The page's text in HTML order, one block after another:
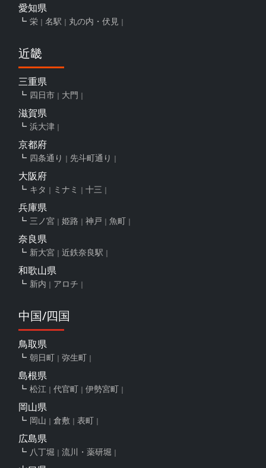
愛知県
栄 名駅 丸の内・伏見
近畿
三重県
四日市 大門
滋賀県
浜大津
京都府
四条通り 先斗町通り
大阪府
キタ ミナミ 十三
兵庫県
三ノ宮 姫路 神戸 魚町
奈良県
新大宮 近鉄奈良駅
和歌山県
新内 アロチ
中国/四国
鳥取県
朝日町 弥生町
島根県
松江 代官町 伊勢宮町
岡山県
岡山 倉敷 表町
広島県
八丁堀 流川・薬研堀